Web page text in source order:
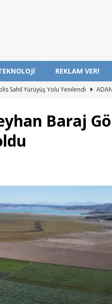
REKLAM VER!
Sahil Yürüyüş Yolu Yenilendi
Ücretsiz Yaz Atölyeleri – Özgün
Baraj